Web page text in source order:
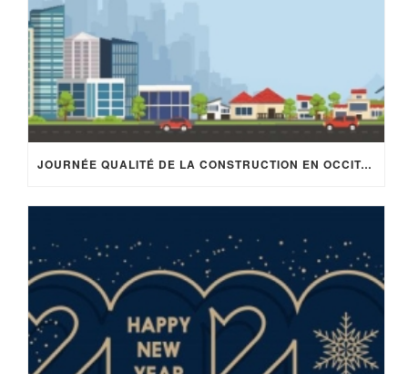
JOURNÉE QUALITÉ DE LA CONSTRUCTION EN OCCITANIE – 18 MARS 2020